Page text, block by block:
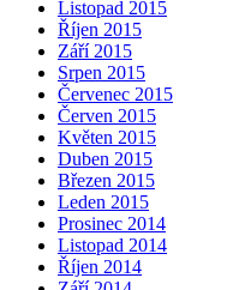
Listopad 2015
Říjen 2015
Září 2015
Srpen 2015
Červenec 2015
Červen 2015
Květen 2015
Duben 2015
Březen 2015
Leden 2015
Prosinec 2014
Listopad 2014
Říjen 2014